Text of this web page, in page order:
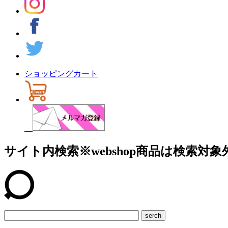
ショッピングカート
サイト内検索※webshop商品は検索対象
serch